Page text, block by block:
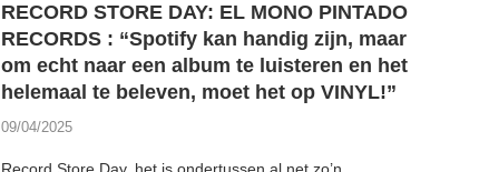
RECORD STORE DAY: EL MONO PINTADO
RECORDS : “Spotify kan handig zijn, maar
om echt naar een album te luisteren en het
helemaal te beleven, moet het op VINYL!”
09/04/2025